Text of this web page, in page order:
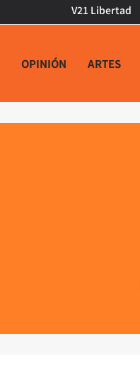
V21 Libertad
OPINIÓN ARTES